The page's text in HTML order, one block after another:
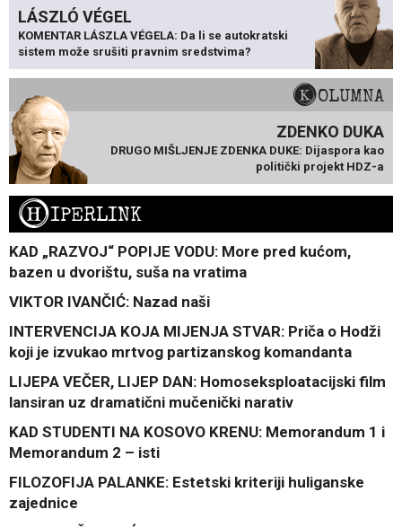
LÁSZLÓ VÉGEL
KOMENTAR LÁSZLA VÉGELA: Da li se autokratski
sistem može srušiti pravnim sredstvima?
KOLUMNA
ZDENKO DUKA
DRUGO MIŠLJENJE ZDENKA DUKE: Dijaspora kao
politički projekt HDZ-a
HIPERLINK
KAD „RAZVOJ“ POPIJE VODU: More pred kućom,
bazen u dvorištu, suša na vratima
VIKTOR IVANČIĆ: Nazad naši
INTERVENCIJA KOJA MIJENJA STVAR: Priča o Hodži
koji je izvukao mrtvog partizanskog komandanta
LIJEPA VEČER, LIJEP DAN: Homoseksploatacijski film
lansiran uz dramatični mučenički narativ
KAD STUDENTI NA KOSOVO KRENU: Memorandum 1 i
Memorandum 2 – isti
FILOZOFIJA PALANKE: Estetski kriteriji huliganske
zajednice